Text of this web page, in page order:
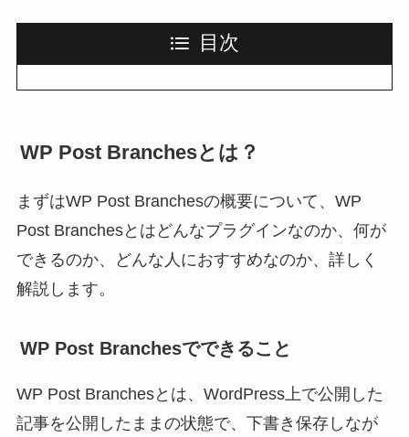
目次
WP Post Branchesとは？
まずはWP Post Branchesの概要について、WP
Post Branchesとはどんなプラグインなのか、何が
できるのか、どんな人におすすめなのか、詳しく
解説します。
WP Post Branchesでできること
WP Post Branchesとは、WordPress上で公開した
記事を公開したままの状態で、下書き保存しなが